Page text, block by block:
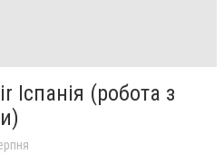
Іспанія (робота з